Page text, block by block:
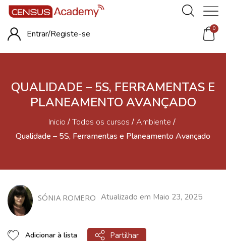
Entrar/Registe-se 0
QUALIDADE – 5S, FERRAMENTAS E
PLANEAMENTO AVANÇADO
Inicio /Todos os cursos /Ambiente /
Qualidade – 5S, Ferramentas e Planeamento Avançado
SÓNIA ROMERO Atualizado em Maio 23, 2025
Adicionar à lista Partilhar